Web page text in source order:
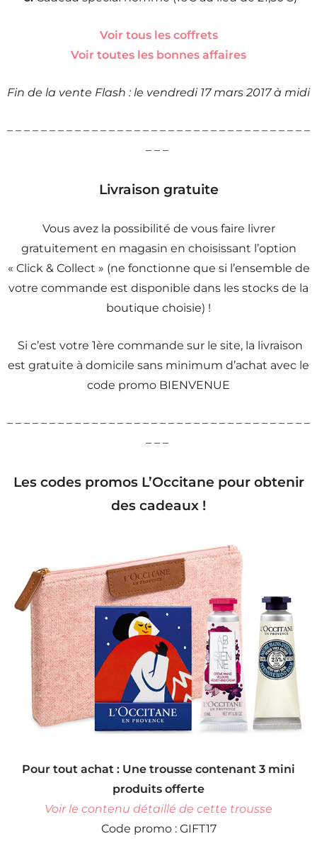
Voir tous les coffrets
Voir toutes les bonnes affaires
Fin de la vente Flash : le vendredi 17 mars 2017 à midi
– – – – – – – – – – – – – – – – – – – – – – – – – – – – – – – – – – – –
– – –
Livraison gratuite
Vous avez la possibilité de vous faire livrer
gratuitement en magasin en choisissant l’option
« Click & Collect » (ne fonctionne que si l’ensemble de
votre commande est disponible dans les stocks de la
boutique choisie) !
Si c’est votre 1ère commande sur le site, la livraison
est gratuite à domicile sans minimum d’achat avec le
code promo BIENVENUE
– – – – – – – – – – – – – – – – – – – – – – – – – – – – – – – – – – – –
– – –
Les codes promos L’Occitane pour obtenir
des cadeaux !
Pour tout achat : Une trousse contenant 3 mini
produits offerte
Voir le contenu détaillé de cette trousse
Code promo : GIFT17